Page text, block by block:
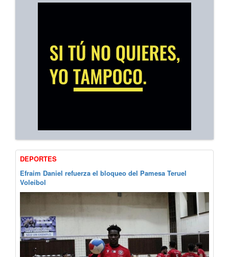
DEPORTES
Efraim Daniel refuerza el bloqueo del Pamesa Teruel
Voleibol